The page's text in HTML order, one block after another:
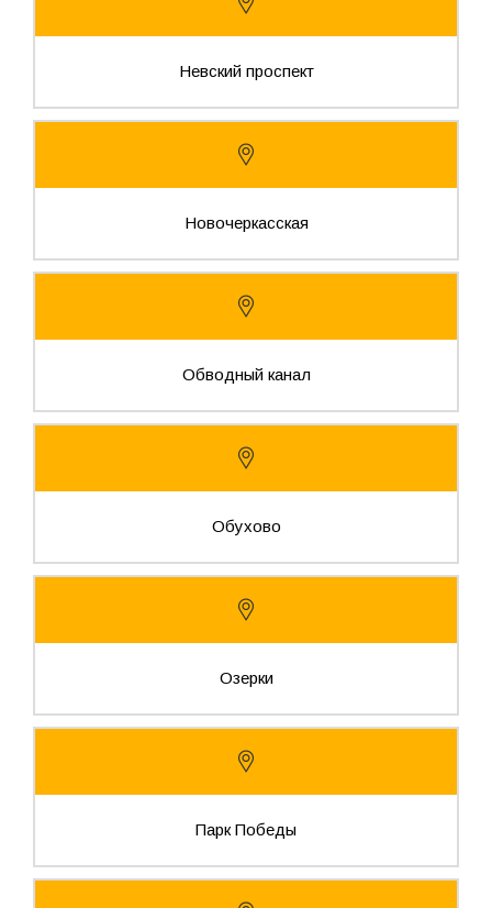
Невский проспект
Новочеркасская
Обводный канал
Обухово
Озерки
Парк Победы